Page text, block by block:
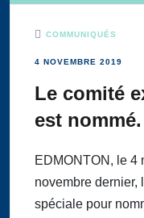
COMMUNIQUÉS
4 NOVEMBRE 2019
Le comité
est nommé.
EDMONTON, le 4
novembre dernier,
spéciale pour